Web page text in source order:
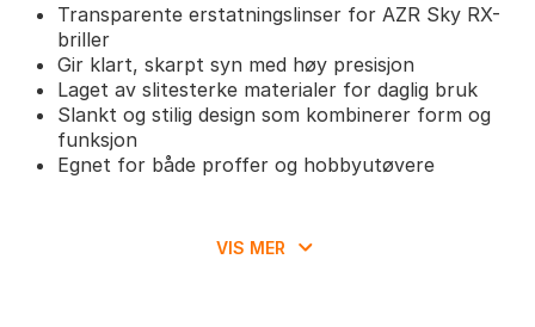
Transparente erstatningslinser for AZR Sky RX-
briller
Gir klart, skarpt syn med høy presisjon
Laget av slitesterke materialer for daglig bruk
Slankt og stilig design som kombinerer form og
funksjon
Egnet for både proffer og hobbyutøvere
VIS MER